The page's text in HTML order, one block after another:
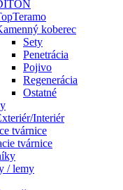
koberec
Sety
Penetrácia
Pojivo
Regenerácia
Ostatné
Interiér
tvárnice
tvárnice
/ lemy